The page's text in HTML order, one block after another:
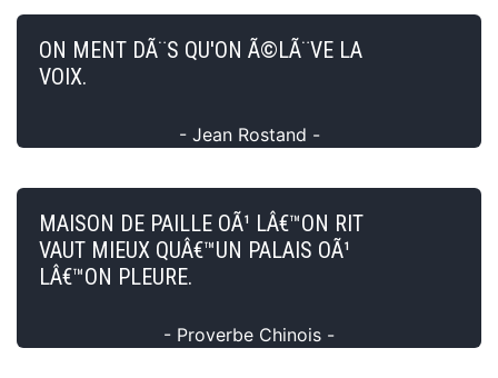
ON MENT DÃ¨S QU'ON Ã©LÃ¨VE LA
VOIX.
- Jean Rostand -
MAISON DE PAILLE OÃ¹ LÂ€™ON RIT
VAUT MIEUX QUÂ€™UN PALAIS OÃ¹
LÂ€™ON PLEURE.
- Proverbe Chinois -